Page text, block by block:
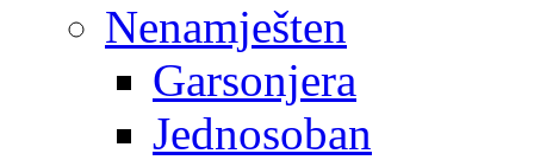
Nenamješten
Garsonjera
Jednosoban